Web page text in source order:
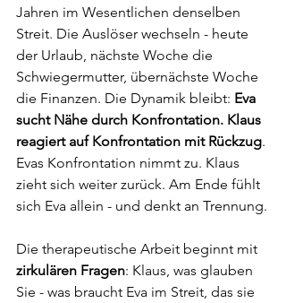
Jahren im Wesentlichen denselben
Streit. Die Auslöser wechseln - heute
der Urlaub, nächste Woche die
Schwiegermutter, übernächste Woche
die Finanzen. Die Dynamik bleibt: Eva
sucht Nähe durch Konfrontation. Klaus
reagiert auf Konfrontation mit Rückzug.
Evas Konfrontation nimmt zu. Klaus
zieht sich weiter zurück. Am Ende fühlt
sich Eva allein - und denkt an Trennung.
Die therapeutische Arbeit beginnt mit
zirkulären Fragen: Klaus, was glauben
Sie - was braucht Eva im Streit, das sie